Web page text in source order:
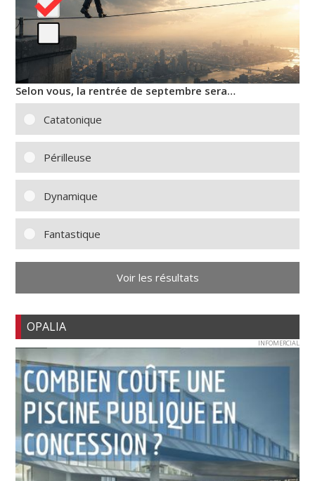
Selon vous, la rentrée de septembre sera…
Catatonique
Périlleuse
Dynamique
Fantastique
Voir les résultats
OPALIA
INFOMERCIAL